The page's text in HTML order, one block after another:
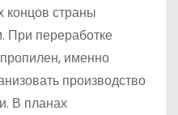
концов страны
При переработке
именно
производство
В планах